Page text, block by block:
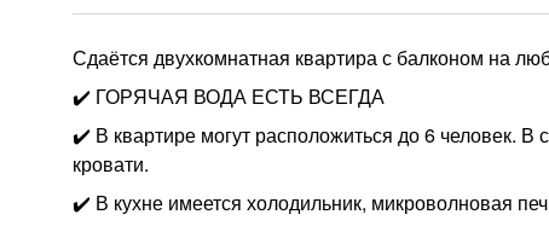
Сдаётся двухкомнатная квартира с балконом на
✔️ ГОРЯЧАЯ ВОДА ЕСТЬ ВСЕГДА
✔️ В квартире могут расположиться до 6 человек. В
кровати.
✔️ В кухне имеется холодильник, микроволновая